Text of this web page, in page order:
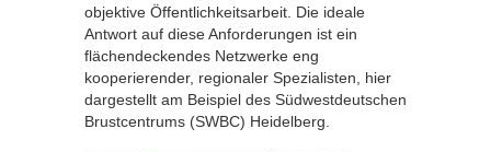
objektive Öffentlichkeitsarbeit. Die ideale
Antwort auf diese Anforderungen ist ein
flächendeckendes Netzwerke eng
kooperierender, regionaler Spezialisten, hier
dargestellt am Beispiel des Südwestdeutschen
Brustcentrums (SWBC) Heidelberg.